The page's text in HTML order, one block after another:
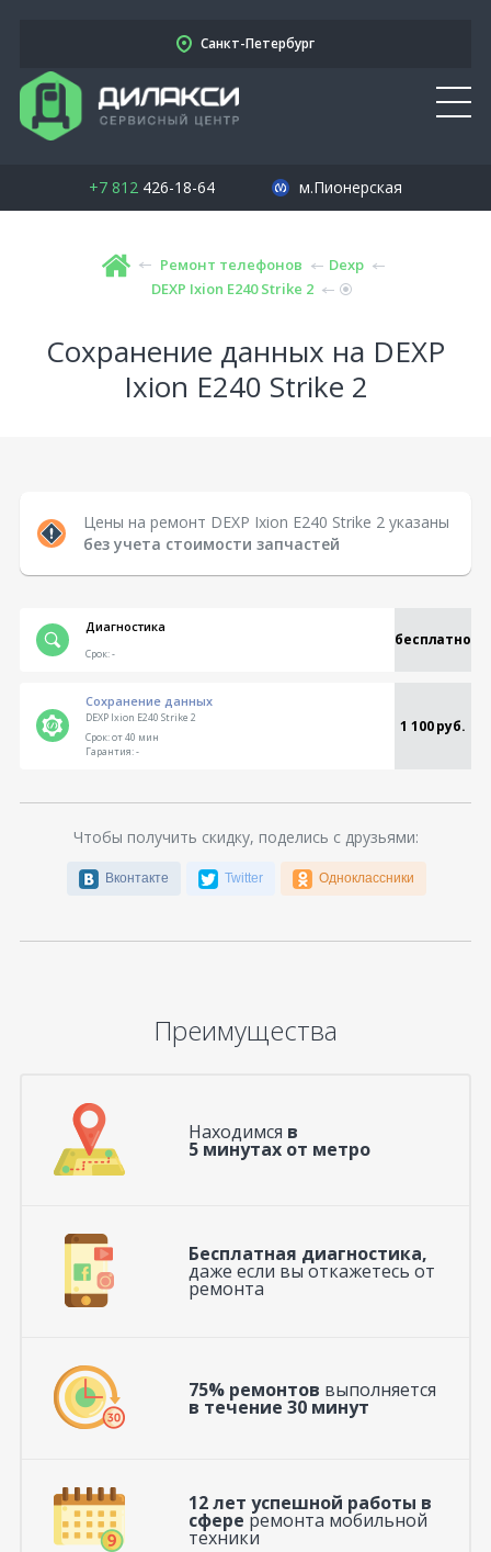
Санкт-Петербург
+7 812426-18-64 м.Пионерская
Ремонт телефонов
Dexp
DEXP Ixion E240 Strike 2
Сохранение данных на DEXP
Ixion E240 Strike 2
Цены на ремонт DEXP Ixion E240 Strike 2 указаны
без учета стоимости запчастей
Диагностика
бесплатно
Срок:-
Сохранение данных
DEXP Ixion E240 Strike 2 1 100 руб.
Срок:от 40 мин
Гарантия:-
Чтобы получить скидку, поделись с друзьями:
Вконтакте Twitter Одноклассники
Преимущества
Находимся в
5 минутах от метро
Бесплатная диагностика,
даже если вы откажетесь от
ремонта
75% ремонтов выполняется
в течение 30 минут
12 лет успешной работы в
сфере ремонта мобильной
техники